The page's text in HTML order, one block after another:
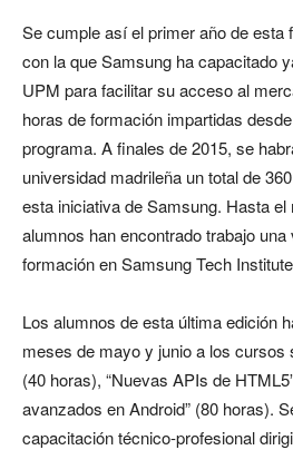
Se cumple así el primer año de esta
con la que Samsung ha capacitado
UPM para facilitar su acceso al
horas de formación impartidas
programa. A finales de 2015, se
universidad madrileña un total de
esta iniciativa de Samsung. Hasta
alumnos han encontrado trabajo
formación en Samsung Tech
Los alumnos de esta última edición
meses de mayo y junio a los cursos
(40 horas), “Nuevas APIs de
avanzados en Android” (80 horas).
capacitación técnico-profesional